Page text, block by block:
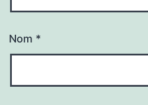
Nom *